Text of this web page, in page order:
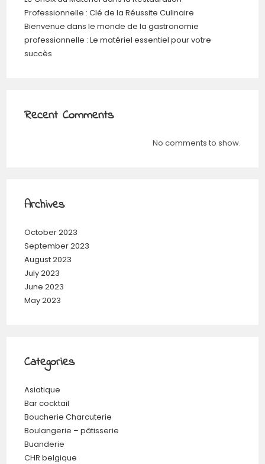
Professionnelle : Clé de la Réussite Culinaire
Bienvenue dans le monde de la gastronomie
professionnelle : Le matériel essentiel pour votre
succès
Recent Comments
No comments to show.
Archives
October 2023
September 2023
August 2023
July 2023
June 2023
May 2023
Categories
Asiatique
Bar cocktail
Boucherie Charcuterie
Boulangerie – pâtisserie
Buanderie
CHR belgique